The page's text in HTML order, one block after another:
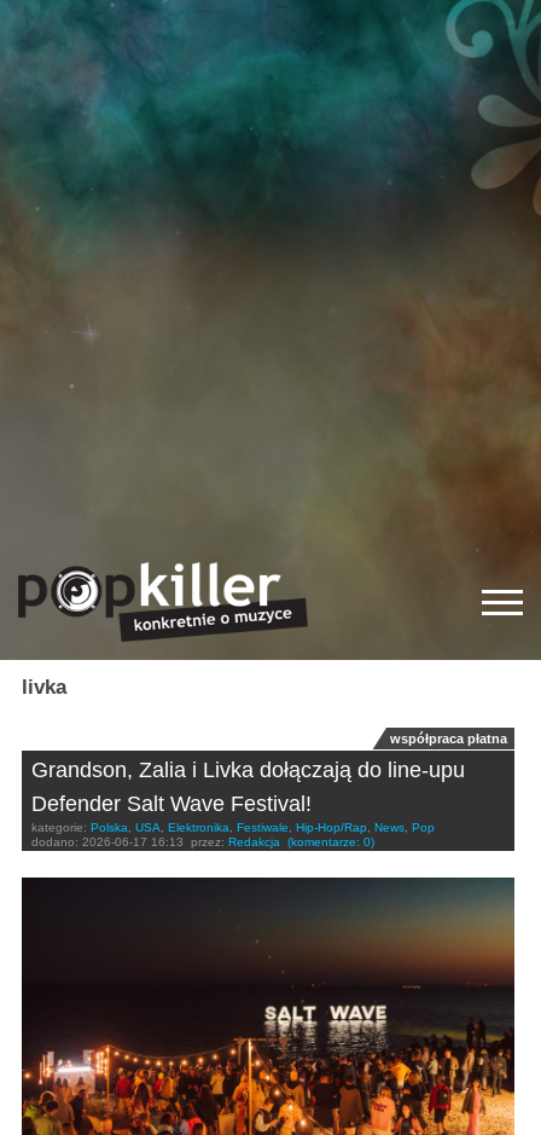
livka
współpraca płatna
Grandson, Zalia i Livka dołączają do line-upu
Defender Salt Wave Festival!
kategorie: Polska, USA, Elektronika, Festiwale, Hip-Hop/Rap, News, Pop
dodano: 2026-06-17 16:13 przez: Redakcja (komentarze: 0)